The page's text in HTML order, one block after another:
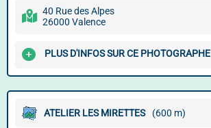
40 Rue des Alpes
26000 Valence
PLUS D'INFOS SUR CE PHOTOGRAPHE
ATELIER LES MIRETTES (600 m)